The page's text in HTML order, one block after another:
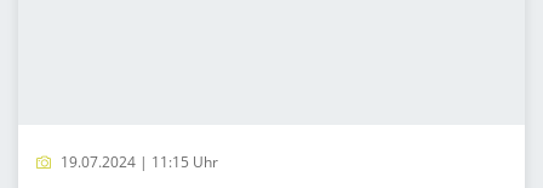
19.07.2024 | 11:15 Uhr